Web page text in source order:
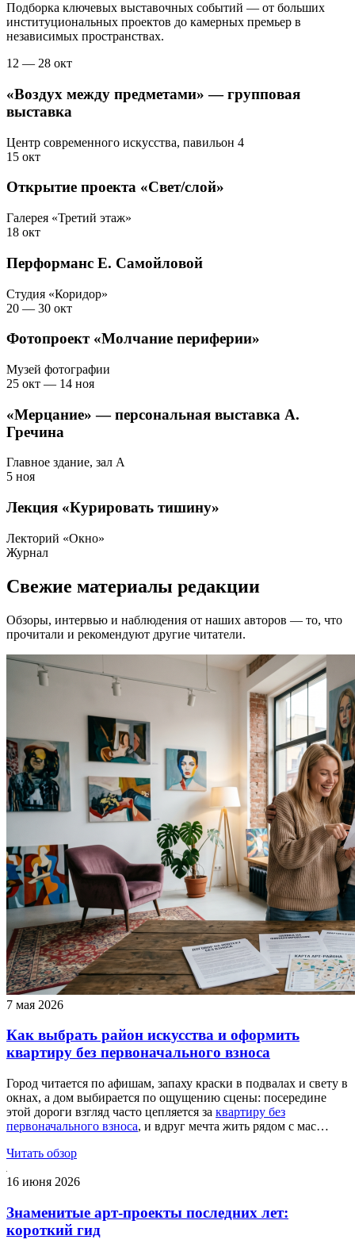
Подборка ключевых выставочных событий — от больших
институциональных проектов до камерных премьер в
независимых пространствах.
12 — 28 окт
«Воздух между предметами» — групповая
выставка
Центр современного искусства, павильон 4
15 окт
Открытие проекта «Свет/слой»
Галерея «Третий этаж»
18 окт
Перформанс Е. Самойловой
Студия «Коридор»
20 — 30 окт
Фотопроект «Молчание периферии»
Музей фотографии
25 окт — 14 ноя
«Мерцание» — персональная выставка А.
Гречина
Главное здание, зал A
5 ноя
Лекция «Курировать тишину»
Лекторий «Окно»
Журнал
Свежие материалы редакции
Обзоры, интервью и наблюдения от наших авторов — то, что
прочитали и рекомендуют другие читатели.
7 мая 2026
Как выбрать район искусства и оформить
квартиру без первоначального взноса
Город читается по афишам, запаху краски в подвалах и свету в
окнах, а дом выбирается по ощущению сцены: посередине
этой дороги взгляд часто цепляется за квартиру без
первоначального взноса, и вдруг мечта жить рядом с мас…
Читать обзор
16 июня 2026
Знаменитые арт‑проекты последних лет:
короткий гид